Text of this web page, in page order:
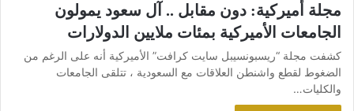
مجلة أميركية: دون مقابل .. آل سعود يمولون
الجامعات الأميركية بمئات ملايين الدولارات
كشفت مجلة “ريسبونسيبل سايت كرافت” الأميركية أنه على الرغم من
الضغوط لقطع واشنطن العلاقات مع السعودية ، تتلقى الجامعات
والكليات…